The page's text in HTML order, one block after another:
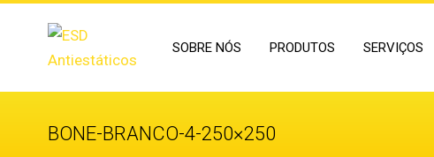
SOBRE NÓS PRODUTOS SERVIÇOS
BONE-BRANCO-4-250×250